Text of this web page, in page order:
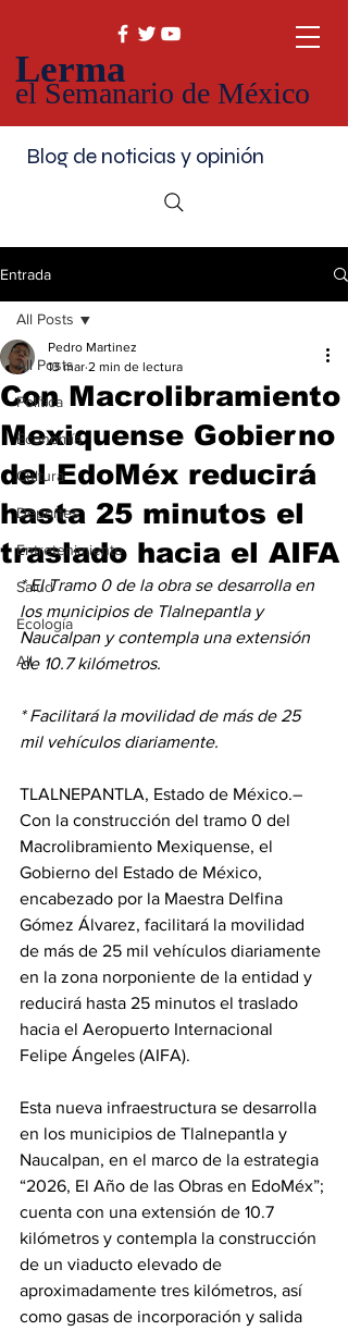
Lerma
el Semanario de México
Blog de noticias y opinión
Entrada
All Posts
Política
Economía
Cultura
Deportes
Entretenimiento
Salud
Ecología
All
All Posts
Con Macrolibramiento
Mexiquense Gobierno
del EdoMéx reducirá
hasta 25 minutos el
traslado hacia el AIFA
Pedro Martinez
13 mar 2 min de lectura
* El Tramo 0 de la obra se desarrolla en
los municipios de Tlalnepantla y
Naucalpan y contempla una extensión
de 10.7 kilómetros.
* Facilitará la movilidad de más de 25
mil vehículos diariamente.
TLALNEPANTLA, Estado de México.–
Con la construcción del tramo 0 del
Macrolibramiento Mexiquense, el
Gobierno del Estado de México,
encabezado por la Maestra Delfina
Gómez Álvarez, facilitará la movilidad
de más de 25 mil vehículos diariamente
en la zona norponiente de la entidad y
reducirá hasta 25 minutos el traslado
hacia el Aeropuerto Internacional
Felipe Ángeles (AIFA).
Esta nueva infraestructura se desarrolla
en los municipios de Tlalnepantla y
Naucalpan, en el marco de la estrategia
“2026, El Año de las Obras en EdoMéx”;
cuenta con una extensión de 10.7
kilómetros y contempla la construcción
de un viaducto elevado de
aproximadamente tres kilómetros, así
como gasas de incorporación y salida